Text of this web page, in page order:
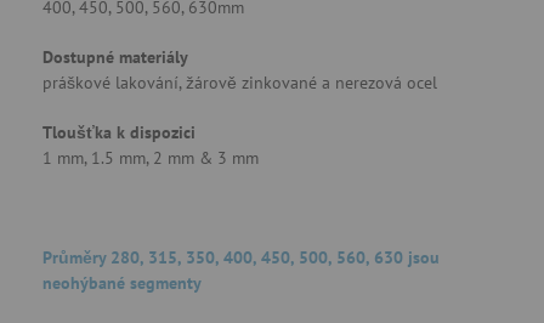
400, 450, 500, 560, 630mm
Dostupné materiály
práškové lakování, žárově zinkované a nerezová ocel
Tloušťka k dispozici
1 mm, 1.5 mm, 2 mm & 3 mm
Průměry 280, 315, 350, 400, 450, 500, 560, 630 jsou
neohýbané segmenty